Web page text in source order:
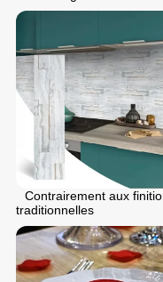
Contrairement aux
traditionnelles